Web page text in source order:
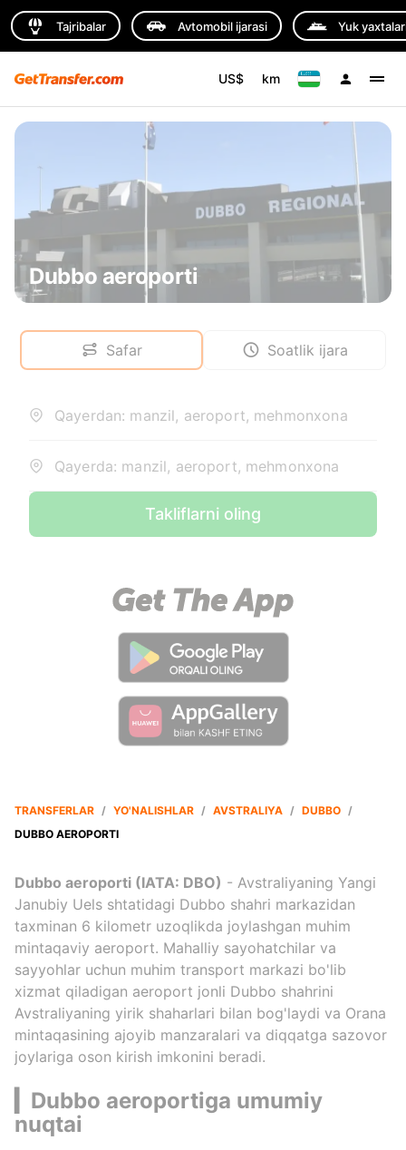
Tajribalar Avtomobil ijarasi Yuk
US$ km
Dubbo aeroporti
Safar Soatlik ijara
Qayerdan: manzil, aeroport, mehmonxona
Qayerda: manzil, aeroport, mehmonxona
Takliflarni oling
TRANSFERLAR / YO'NALISHLAR / AVSTRALIYA / DUBBO /
DUBBO AEROPORTI
Dubbo aeroporti (IATA: DBO) - Avstraliyaning Yangi
Janubiy Uels shtatidagi Dubbo shahri markazidan
taxminan 6 kilometr uzoqlikda joylashgan muhim
mintaqaviy aeroport. Mahalliy sayohatchilar va
sayyohlar uchun muhim transport markazi bo'lib
xizmat qiladigan aeroport jonli Dubbo shahrini
Avstraliyaning yirik shaharlari bilan bog'laydi va Orana
mintaqasining ajoyib manzaralari va diqqatga sazovor
joylariga oson kirish imkonini beradi.
▎Dubbo aeroportiga umumiy
nuqtai